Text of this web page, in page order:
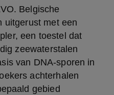
Belgische
uitgerust met een
een toestel dat
zeewaterstalen
van DNA-sporen in
achterhalen
gebied